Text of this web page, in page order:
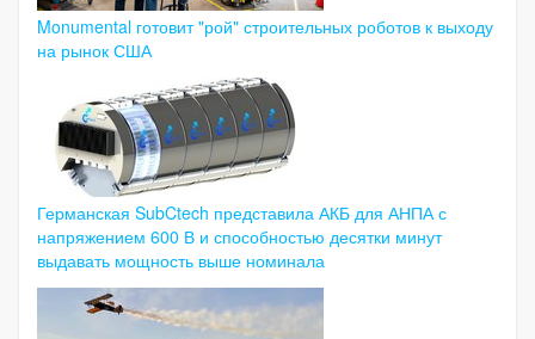
Monumental готовит "рой" строительных роботов к выходу
на рынок США
Германская SubCtech представила АКБ для АНПА с
напряжением 600 В и способностью десятки минут
выдавать мощность выше номинала